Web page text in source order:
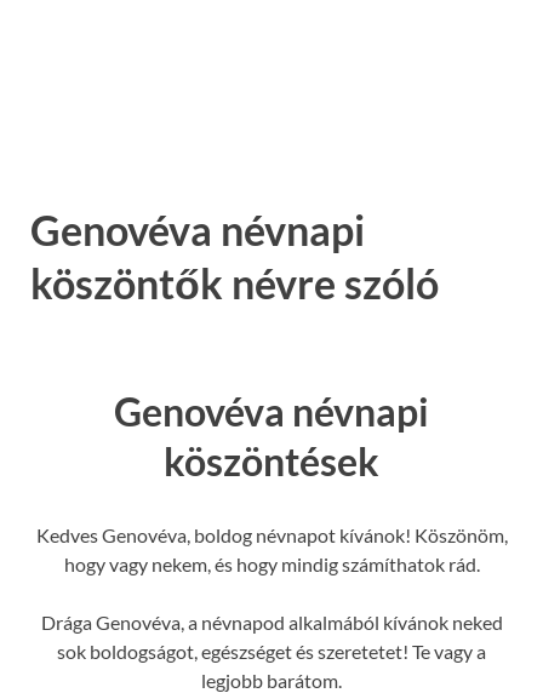
Genovéva névnapi
köszöntők névre szóló
Genovéva névnapi
köszöntések
Kedves Genovéva, boldog névnapot kívánok! Köszönöm,
hogy vagy nekem, és hogy mindig számíthatok rád.
Drága Genovéva, a névnapod alkalmából kívánok neked
sok boldogságot, egészséget és szeretetet! Te vagy a
legjobb barátom.